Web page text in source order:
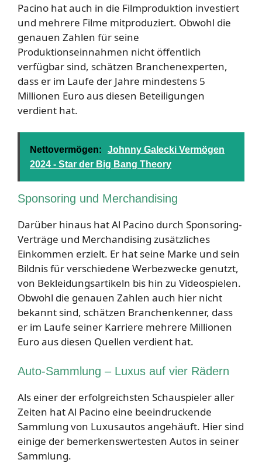
Pacino hat auch in die Filmproduktion investiert
und mehrere Filme mitproduziert. Obwohl die
genauen Zahlen für seine
Produktionseinnahmen nicht öffentlich
verfügbar sind, schätzen Branchenexperten,
dass er im Laufe der Jahre mindestens 5
Millionen Euro aus diesen Beteiligungen
verdient hat.
Nettovermögen:
Johnny Galecki Vermögen
2024 - Star der Big Bang Theory
Sponsoring und Merchandising
Darüber hinaus hat Al Pacino durch Sponsoring-
Verträge und Merchandising zusätzliches
Einkommen erzielt. Er hat seine Marke und sein
Bildnis für verschiedene Werbezwecke genutzt,
von Bekleidungsartikeln bis hin zu Videospielen.
Obwohl die genauen Zahlen auch hier nicht
bekannt sind, schätzen Branchenkenner, dass
er im Laufe seiner Karriere mehrere Millionen
Euro aus diesen Quellen verdient hat.
Auto-Sammlung – Luxus auf vier Rädern
Als einer der erfolgreichsten Schauspieler aller
Zeiten hat Al Pacino eine beeindruckende
Sammlung von Luxusautos angehäuft. Hier sind
einige der bemerkenswertesten Autos in seiner
Sammlung.